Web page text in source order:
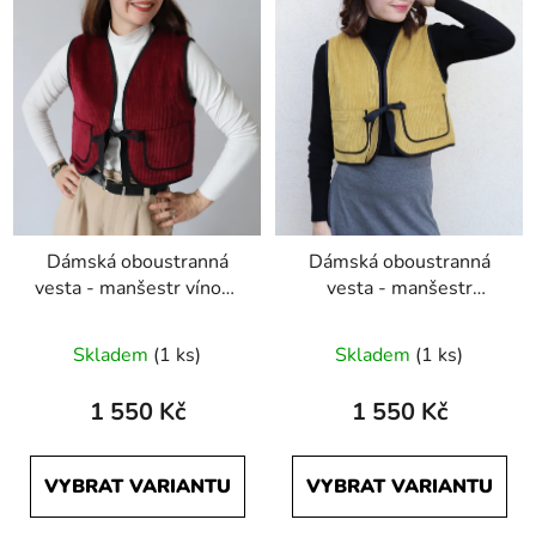
Dámská oboustranná
vesta - manšestr vínová
Skladem (1 ks)
1 550 Kč
VYBRAT VARIANTU
Dámská oboustranná
vesta - manšestr
Skladem (1 ks)
1 550 Kč
VYBRAT VARIANTU